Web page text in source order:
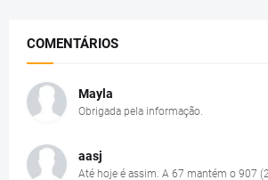
COMENTÁRIOS
Mayla
Obrigada pela informação.
aasj
Até hoje é assim. A 67 mantém o 907